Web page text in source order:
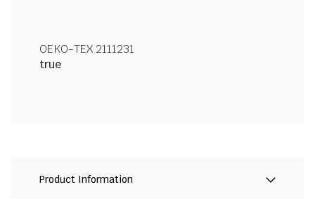
OEKO-TEX 2111231
true
Product Information